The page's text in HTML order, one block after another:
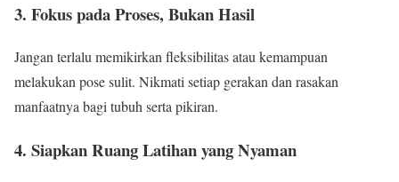
3. Fokus pada Proses, Bukan Hasil
Jangan terlalu memikirkan fleksibilitas atau kemampuan
melakukan pose sulit. Nikmati setiap gerakan dan rasakan
manfaatnya bagi tubuh serta pikiran.
4. Siapkan Ruang Latihan yang Nyaman